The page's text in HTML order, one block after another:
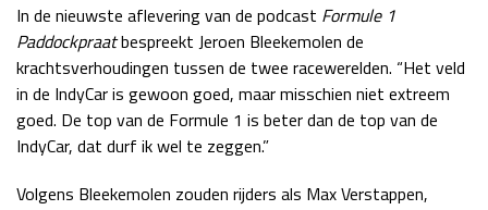
Kwalificatie
za 22:00 - 23:00
Race
zo 21:00 - 23:00
Kwalificatie
za 05:00 - 06:00
Race
GP ABU DHABI 2026 04 - 06 dec
Kwalificatie
za 15:00 - 16:00
In de nieuwste aflevering van de podcast Formule 1
Paddockpraatbespreekt Jeroen Bleekemolen de
krachtsverhoudingen tussen de twee racewerelden. “Het veld
in de IndyCar is gewoon goed, maar misschien niet extreem
goed. De top van de Formule 1 is beter dan de top van de
IndyCar, dat durf ik wel te zeggen.”
Volgens Bleekemolen zouden rijders als Max Verstappen,